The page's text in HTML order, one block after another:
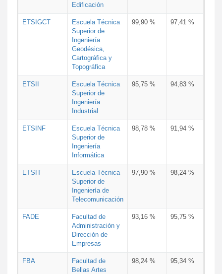
Edificación
ETSIGCT
Escuela Técnica
Superior de
Ingeniería
Geodésica,
Cartográfica y
Topográfica
99,90 % 97,41 %
ETSII
Escuela Técnica
Superior de
Ingeniería
Industrial
95,75 % 94,83 %
ETSINF
Escuela Técnica
Superior de
Ingeniería
Informática
98,78 % 91,94 %
ETSIT
Escuela Técnica
Superior de
Ingeniería de
Telecomunicación
97,90 % 98,24 %
FADE
Facultad de
Administración y
Dirección de
Empresas
93,16 % 95,75 %
FBA
Facultad de
Bellas Artes
98,24 % 95,34 %